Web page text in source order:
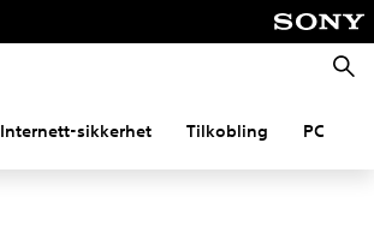
Søk
Internett-sikkerhet Tilkobling PC